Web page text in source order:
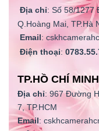
Địa chỉ: Số 58/1277
Q.Hoàng Mai, TP.Hà
Email:
Điện thoại:
TP.HỒ CHÍ MINH
Địa chỉ: 967 Đường
7, TP.HCM
Email: